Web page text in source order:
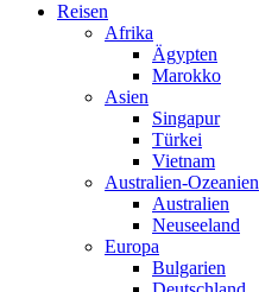
Reisen
Afrika
Ägypten
Marokko
Asien
Singapur
Türkei
Vietnam
Australien-Ozeanien
Australien
Neuseeland
Europa
Bulgarien